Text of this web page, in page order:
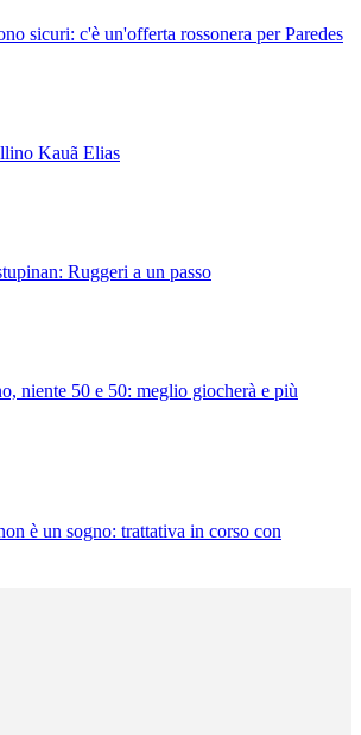
sicuri: c'è un'offerta rossonera per Paredes
Kauã Elias
Ruggeri a un passo
niente 50 e 50: meglio giocherà e più
è un sogno: trattativa in corso con